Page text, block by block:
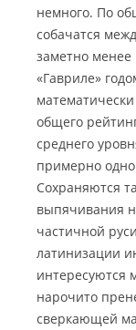
немного. По
собачатся
заметно
«Гавриле»
общего
среднего
примерно
Сохраняются
выпячивания
частичной
латинизации
интересуются
нарочито
сверкающей